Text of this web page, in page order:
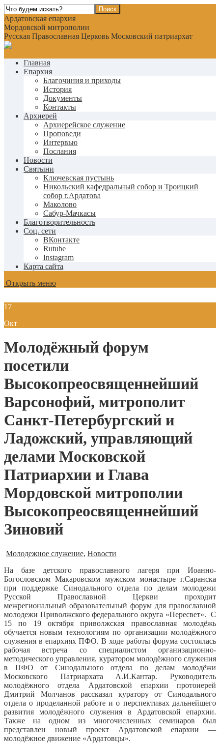
Ардатовская епархия
Мордовской митрополии
Русская Православная Церковь Московский патриархат
Главная
Епархия
Благочиния и приходы
История
Документы
Контакты
Архиерей
Архиерейское служение
Проповеди
Интервью
Послания
Новости
Святыни
Ключевская пустынь
Никольский кафедральный собор и Троицкий
собор г.Ардатова
Маколово
Сабур-Мачкасы
Благотворительность
Соц. сети
ВКонтакте
Rutube
Instagram
Карта сайта
Открыть меню
17
Окт
Молодёжный форум
посетили
Высокопреосвященнейший
Варсонофий, митрополит
Санкт-Петербургский и
Ладожский, управляющий
делами Московской
Патриархии и Глава
Мордовской митрополии
Высокопреосвященнейший
Зиновий
Молодежное служение, Новости
На базе детского православного лагеря при Иоанно-
Богословском Макаровском мужском монастыре г.Саранска
при поддержке Синодального отдела по делам молодежи
Русской Православной Церкви проходит
межрегиональный образовательный форум для православной
молодежи Приволжского федерального округа «Пересвет». С
15 по 19 октября приволжская православная молодёжь
обучается новым технологиям по организации молодёжного
служения в епархиях ПФО. В ходе работы форума состоялась
рабочая встреча со специалистом организационно-
методического управления, куратором молодёжного служения
в ПФО от Синодального отдела по делам молодёжи
Московского Патриархата А.И.Кантар. Руководитель
молодёжного отдела Ардатовской епархии протоиерей
Дмитрий Молчанов рассказал куратору от Синодального
отдела о проделанной работе и о перспективах дальнейшего
развития молодёжного служения в Ардатовской епархии.
Также на одном из многочисленных семинаров был
представлен новый проект Ардатовской епархии —
молодёжное движение «Ардатовцы».